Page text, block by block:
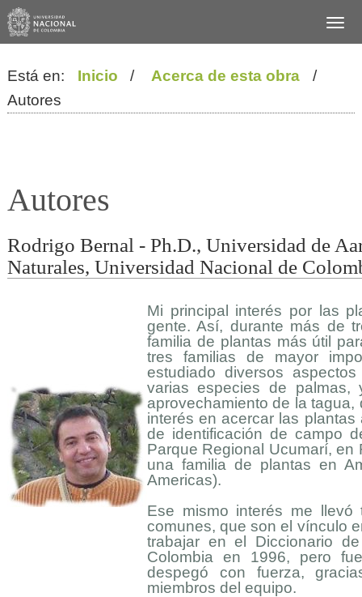
Está en: Inicio / Acerca de esta obra
/
Autores
Autores
Rodrigo Bernal - Ph.D., Universidad de
Naturales, Universidad Nacional de
Mi principal interés por las
gente. Así, durante más de
familia de plantas más útil
tres familias de mayor
estudiado diversos
varias especies de
aprovechamiento de la
interés en acercar las
de identificación de campo
Parque Regional Ucumarí,
una familia de plantas en
Americas).
Ese mismo interés me llevó
comunes, que son el vínculo
trabajar en el Diccionario
Colombia en 1996, pero
despegó con fuerza,
miembros del equipo.